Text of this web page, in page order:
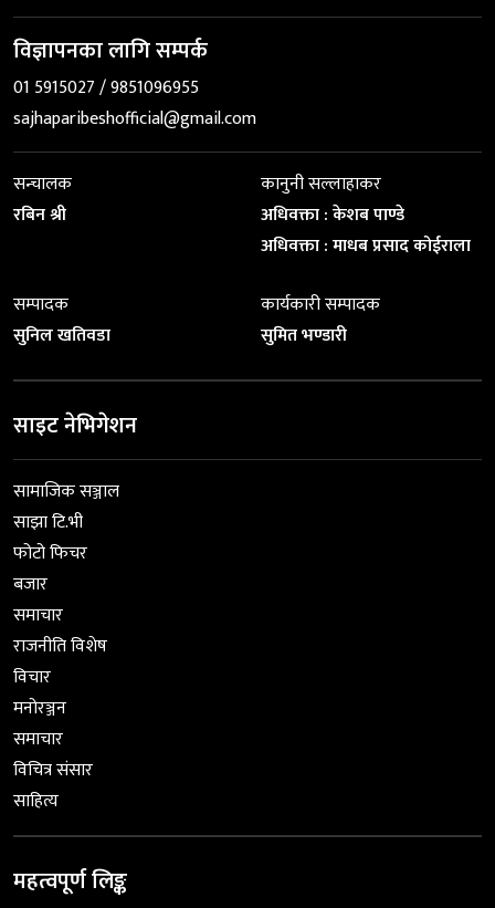
विज्ञापनका लागि सम्पर्क
01 5915027 / 9851096955
sajhaparibeshofficial@gmail.com
सन्चालक
रबिन श्री
कानुनी सल्लाहाकर
अधिवक्ता : केशब पाण्डे
अधिवक्ता : माधब प्रसाद कोईराला
सम्पादक
सुनिल खतिवडा
कार्यकारी सम्पादक
सुमित भण्डारी
साइट नेभिगेशन
सामाजिक सञ्जाल
साझा टि.भी
फोटो फिचर
बजार
समाचार
राजनीति विशेष
विचार
मनोरञ्जन
समाचार
विचित्र संसार
साहित्य
महत्वपूर्ण लिङ्क